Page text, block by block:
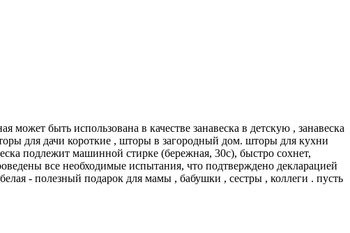
быть использована в качестве занавеска в детскую , занавеска
для дачи короткие , шторы в загородный дом. шторы для кухни
подлежит машинной стирке (бережная, 30с), быстро сохнет,
все необходимые испытания, что подтверждено декларацией
- полезный подарок для мамы , бабушки , сестры , коллеги . пусть